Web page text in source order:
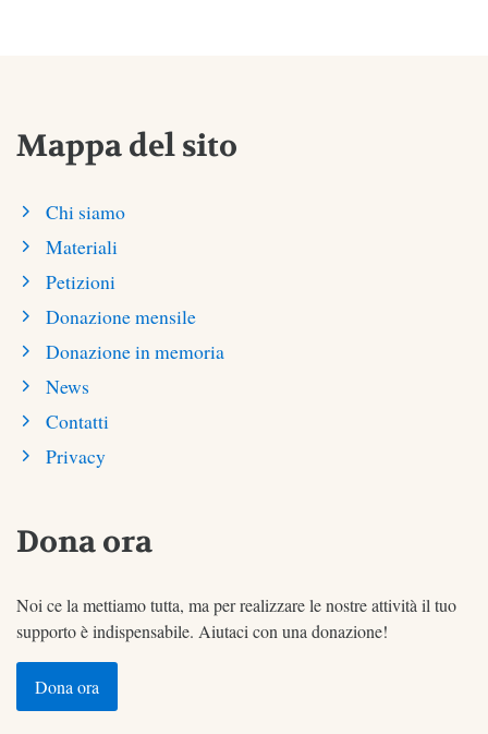
Mappa del sito
Chi siamo
Materiali
Petizioni
Donazione mensile
Donazione in memoria
News
Contatti
Privacy
Dona ora
Noi ce la mettiamo tutta, ma per realizzare le nostre attività il tuo
supporto è indispensabile. Aiutaci con una donazione!
Dona ora